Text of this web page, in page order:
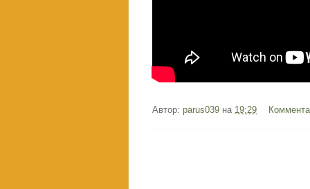
Автор: parus039 на 19:29